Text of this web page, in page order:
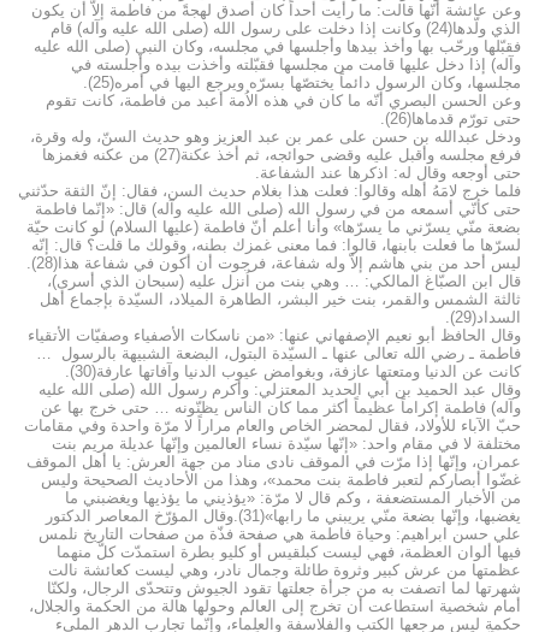
وعن عائشة أنّها قالت: ما رأيت أحداً كان أصدق لهجةً من فاطمة إلاّ أن يكون
الذي ولّدها(24) وكانت إذا دخلت على رسول الله (صلى الله عليه وآله) قام
فقبّلها ورحّب بها وأخذ بيدها وأجلسها في مجلسه، وكان النبي (صلى الله عليه
وآله) إذا دخل عليها قامت من مجلسها فقبّلته وأخذت بيده وأجلسته في
مجلسها، وكان الرسول دائماً يختصّها بسرّه ويرجع اليها في أمره(25).
وعن الحسن البصري أنّه ما كان في هذه الاُمة أعبد من فاطمة، كانت تقوم
حتى تورّم قدماها(26).
ودخل عبدالله بن حسن على عمر بن عبد العزيز وهو حديث السنّ، وله وقرة،
فرفع مجلسه وأقبل عليه وقضى حوائجه، ثم أخذ عكنة(27) من عكنه فغمزها
حتى أوجعه وقال له: اذكرها عند الشفاعة.
فلما خرج لامَهُ أهله وقالوا: فعلت هذا بغلام حديث السن، فقال: إنّ الثقة حدّثني
حتى كأنّي أسمعه من في رسول الله (صلى الله عليه وآله) قال: «إنّما فاطمة
بضعة منّي يسرّني ما يسرّها» وأنا أعلم أنّ فاطمة (عليها السلام) لو كانت حيّة
لسرّها ما فعلت بابنها، قالوا: فما معنى غمزك بطنه، وقولك ما قلت؟ قال: إنّه
ليس أحد من بني هاشم إلاّ وله شفاعة، فرجوت أن أكون في شفاعة هذا(28).
قال ابن الصبّاغ المالكي: … وهي بنت من اُنزل عليه (سبحان الذي أسرى)،
ثالثة الشمس والقمر، بنت خير البشر، الطاهرة الميلاد، السيّدة بإجماع أهل
السداد(29).
وقال الحافظ أبو نعيم الإصفهاني عنها: «من ناسكات الأصفياء وصفيّات الأتقياء
فاطمة ـ رضي الله تعالى عنها ـ السيّدة البتول، البضعة الشبيهة بالرسول …
كانت عن الدنيا ومتعتها عازفة، وبغوامض عيوب الدنيا وآفاتها عارفة(30).
وقال عبد الحميد بن أبي الحديد المعتزلي: وأكرم رسول الله (صلى الله عليه
وآله) فاطمة إكراماً عظيماً أكثر مما كان الناس يظنّونه … حتى خرج بها عن
حبّ الآباء للأولاد، فقال لمحضر الخاص والعام مراراً لا مرّة واحدة وفي مقامات
مختلفة لا في مقام واحد: «إنّها سيّدة نساء العالمين وإنّها عديلة مريم بنت
عمران، وإنّها إذا مرّت في الموقف نادى مناد من جهة العرش: يا أهل الموقف
غضّوا أبصاركم لتعبر فاطمة بنت محمد»، وهذا من الأحاديث الصحيحة وليس
من الأخبار المستضعفة ، وكم قال لا مرّة: «يؤذيني ما يؤذيها ويغضبني ما
يغضبها، وإنّها بضعة منّي يريبني ما رابها»(31).وقال المؤرّخ المعاصر الدكتور
علي حسن ابراهيم: وحياة فاطمة هي صفحة فذّة من صفحات التاريخ نلمس
فيها ألوان العظمة، فهي ليست كبلقيس أو كليو بطرة استمدّت كلّ منهما
عظمتها من عرش كبير وثروة طائلة وجمال نادر، وهي ليست كعائشة نالت
شهرتها لما اتصفت به من جرأة جعلتها تقود الجيوش وتتحدّى الرجال، ولكنّا
أمام شخصية استطاعت أن تخرج إلى العالم وحولها هالة من الحكمة والجلال،
حكمة ليس مرجعها الكتب والفلاسفة والعلماء، وإنّما تجارب الدهر المليء